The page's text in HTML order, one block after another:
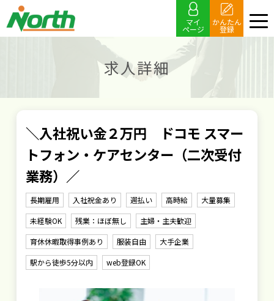
マイ
ページ
かんたん
登録
求人詳細
＼入社祝い金２万円 ドコモ スマー
トフォン・ケアセンター（二次受付
業務）／
長期雇用 入社祝金あり 週払い 高時給
大量募集
未経験OK
残業：ほぼ無し
主婦・主夫歓迎
育休休暇取得事例あり
服装自由
大手企業
駅から徒歩5分以内
web登録OK